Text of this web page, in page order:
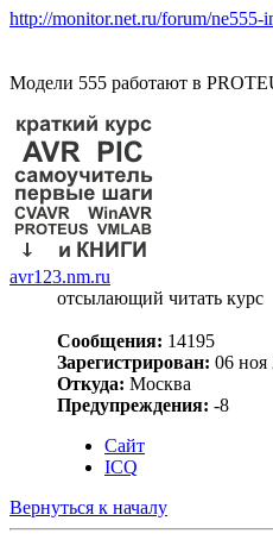
http://monitor.net.ru/forum/ne555-
Модели 555 работают в
avr123.nm.ru
отсылающий читать курс
Сообщения: 14195
Зарегистрирован: 06 ноя
Откуда: Москва
Предупреждения: -8
Сайт
ICQ
Вернуться к началу